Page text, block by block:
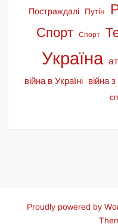
Постраждалі Путін
Спорт Спорт
Україна
війна в Україні війна
Proudly powered by